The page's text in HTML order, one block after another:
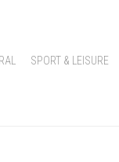
SPORT & LEISURE